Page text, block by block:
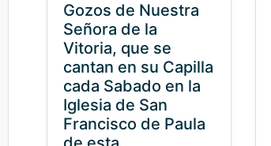
Gozos de Nuestra
Señora de la
Vitoria, que se
cantan en su Capilla
cada Sabado en la
Iglesia de San
Francisco de Paula